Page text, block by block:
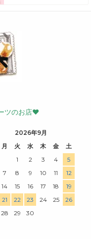
ツのお店♥
2026年9月
月 火 水 木 金
土
1
2 3 4
5
7 8 9 10 11
12
14 15 16 17 18
19
21 22 23 24 25
26
28 29 30